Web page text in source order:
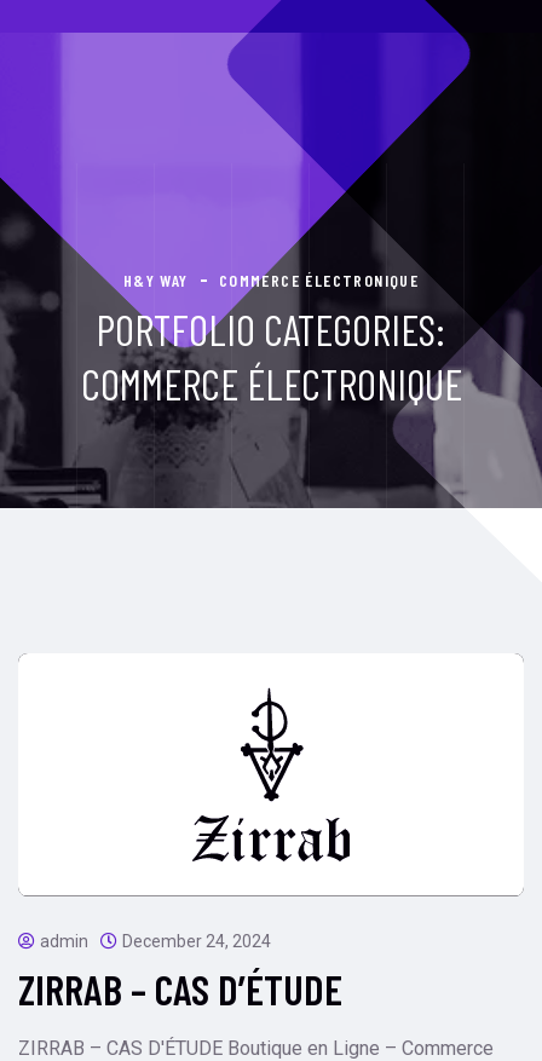
H&Y WAY COMMERCE ÉLECTRONIQUE
PORTFOLIO CATEGORIES:
COMMERCE ÉLECTRONIQUE
admin December 24, 2024
ZIRRAB – CAS D’ÉTUDE
ZIRRAB – CAS D'ÉTUDE Boutique en Ligne – Commerce